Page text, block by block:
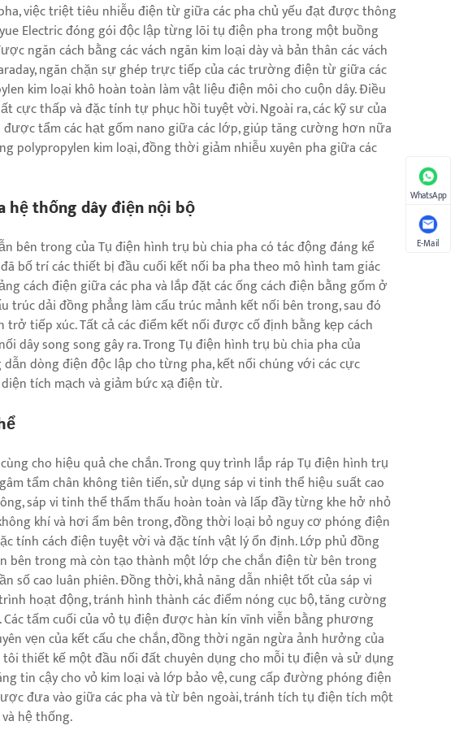
việc triệt tiêu nhiễu điện từ giữa các pha chủ yếu đạt được thông
Electric đóng gói độc lập từng lõi tụ điện pha trong một buồng
ngăn cách bằng các vách ngăn kim loại dày và bản thân các vách
ngăn chặn sự ghép trực tiếp của các trường điện từ giữa các
kim loại khô hoàn toàn làm vật liệu điện môi cho cuộn dây. Điều
cực thấp và đặc tính tự phục hồi tuyệt vời. Ngoài ra, các kỹ sư của
tẩm các hạt gốm nano giữa các lớp, giúp tăng cường hơn nữa
polypropylen kim loại, đồng thời giảm nhiễu xuyên pha giữa các
thống dây điện nội bộ
bên trong của Tụ điện hình trụ bù chia pha có tác động đáng kể
bố trí các thiết bị đầu cuối kết nối ba pha theo mô hình tam giác
cách điện giữa các pha và lắp đặt các ống cách điện bằng gốm ở
trúc dải đồng phẳng làm cấu trúc mảnh kết nối bên trong, sau đó
tiếp xúc. Tất cả các điểm kết nối được cố định bằng kẹp cách
dây song song gây ra. Trong Tụ điện hình trụ bù chia pha của
dòng điện độc lập cho từng pha, kết nối chúng với các cực
tích mạch và giảm bức xạ điện từ.
cho hiệu quả che chắn. Trong quy trình lắp ráp Tụ điện hình trụ
tẩm chân không tiên tiến, sử dụng sáp vi tinh thể hiệu suất cao
sáp vi tinh thể thẩm thấu hoàn toàn và lấp đầy từng khe hở nhỏ
khí và hơi ẩm bên trong, đồng thời loại bỏ nguy cơ phóng điện
tính cách điện tuyệt vời và đặc tính vật lý ổn định. Lớp phủ đồng
bên trong mà còn tạo thành một lớp che chắn điện từ bên trong
số cao luân phiên. Đồng thời, khả năng dẫn nhiệt tốt của sáp vi
hoạt động, tránh hình thành các điểm nóng cục bộ, tăng cường
tấm cuối của vỏ tụ điện được hàn kín vĩnh viễn bằng phương
vẹn của kết cấu che chắn, đồng thời ngăn ngừa ảnh hưởng của
thiết kế một đầu nối đất chuyên dụng cho mỗi tụ điện và sử dụng
tin cậy cho vỏ kim loại và lớp bảo vệ, cung cấp đường phóng điện
đưa vào giữa các pha và từ bên ngoài, tránh tích tụ điện tích một
hệ thống.
WhatsApp
E-Mail